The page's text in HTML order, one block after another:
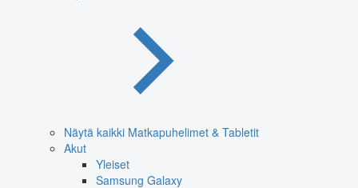
Näytä kaikki Matkapuhelimet & Tabletit
Akut
Yleiset
Samsung Galaxy